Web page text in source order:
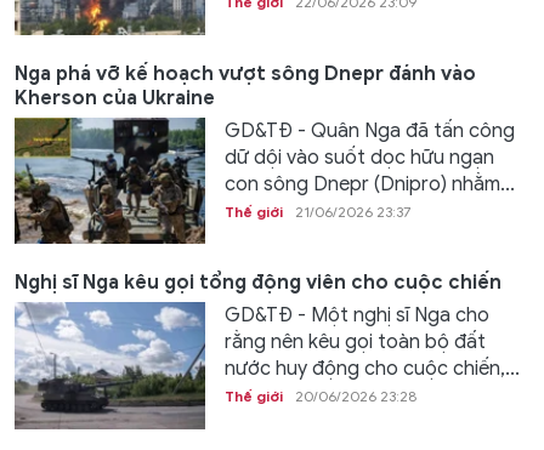
Nga phá vỡ kế hoạch vượt sông Dnepr đánh vào
Kherson của Ukraine
GD&TĐ - Quân Nga đã tấn công
dữ dội vào suốt dọc hữu ngạn
con sông Dnepr (Dnipro) nhằm...
Thế giới 21/06/2026 23:37
Nghị sĩ Nga kêu gọi tổng động viên cho cuộc chiến
GD&TĐ - Một nghị sĩ Nga cho
rằng nên kêu gọi toàn bộ đất
nước huy động cho cuộc chiến,...
Thế giới 20/06/2026 23:28